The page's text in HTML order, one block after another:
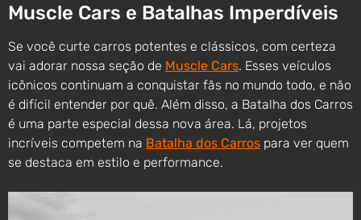
Muscle Cars e Batalhas Imperdíveis
Se você curte carros potentes e clássicos, com certeza
vai adorar nossa seção de Muscle Cars. Esses veículos
icônicos continuam a conquistar fãs no mundo todo, e não
é difícil entender por quê. Além disso, a Batalha dos Carros
é uma parte especial dessa nova área. Lá, projetos
incríveis competem na Batalha dos Carros para ver quem
se destaca em estilo e performance.